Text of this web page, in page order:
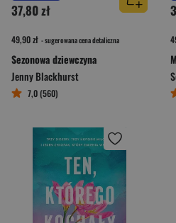
37,80 zł
49,90 zł - sugerowana cena detaliczna
Sezonowa dziewczyna
Jenny Blackhurst
7,0 (560)